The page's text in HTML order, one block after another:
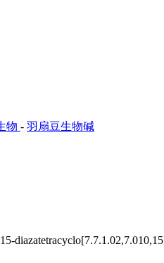
物 - 羽扇豆生物碱